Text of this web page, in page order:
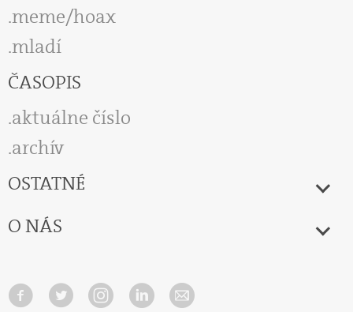
meme/hoax
mladí
ČASOPIS
aktuálne číslo
archív
OSTATNÉ
O NÁS